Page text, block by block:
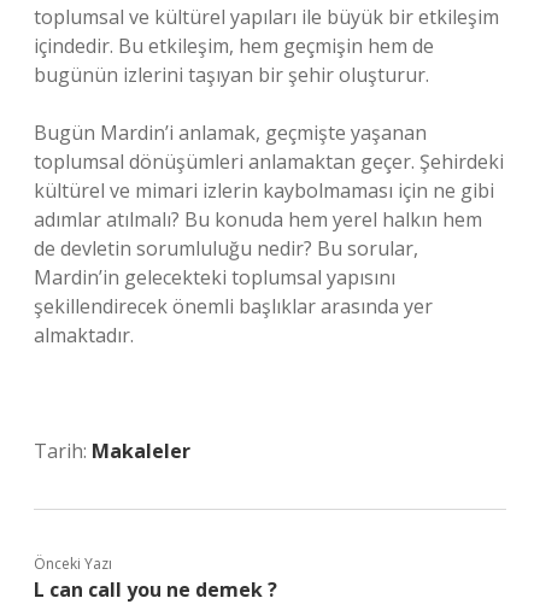
toplumsal ve kültürel yapıları ile büyük bir etkileşim
içindedir. Bu etkileşim, hem geçmişin hem de
bugünün izlerini taşıyan bir şehir oluşturur.
Bugün Mardin’i anlamak, geçmişte yaşanan
toplumsal dönüşümleri anlamaktan geçer. Şehirdeki
kültürel ve mimari izlerin kaybolmaması için ne gibi
adımlar atılmalı? Bu konuda hem yerel halkın hem
de devletin sorumluluğu nedir? Bu sorular,
Mardin’in gelecekteki toplumsal yapısını
şekillendirecek önemli başlıklar arasında yer
almaktadır.
Tarih: Makaleler
Önceki Yazı
L can call you ne demek ?